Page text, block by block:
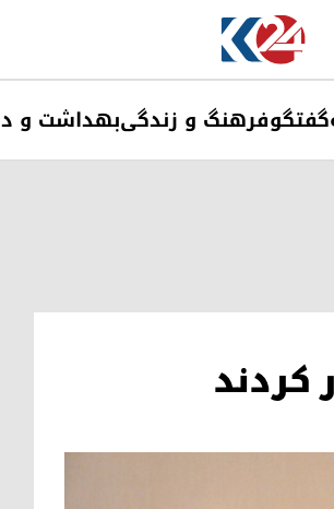
گفتگوفرهنگ و زندگیبهداشت و
کردند